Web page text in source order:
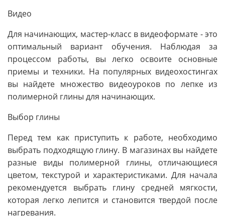
Видео
Для начинающих, мастер-класс в видеоформате - это
оптимальный вариант обучения. Наблюдая за
процессом работы, вы легко освоите основные
приемы и техники. На популярных видеохостингах
вы найдете множество видеоуроков по лепке из
полимерной глины для начинающих.
Выбор глины
Перед тем как приступить к работе, необходимо
выбрать подходящую глину. В магазинах вы найдете
разные виды полимерной глины, отличающиеся
цветом, текстурой и характеристиками. Для начала
рекомендуется выбрать глину средней мягкости,
которая легко лепится и становится твердой после
нагревания.